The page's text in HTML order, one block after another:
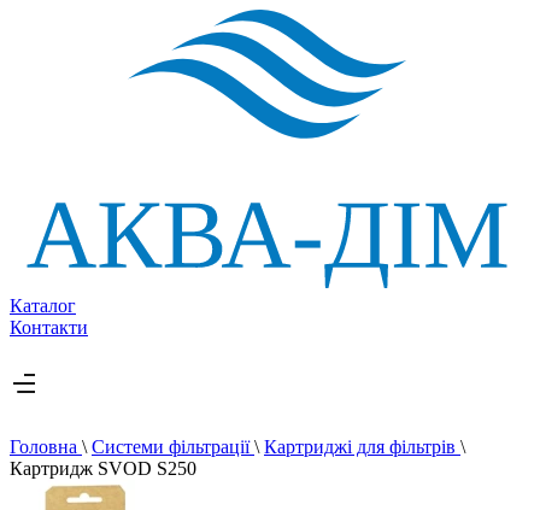
Каталог
Контакти
Головна \ Системи фільтрації\ Картриджі для фільтрів \
Картридж SVOD S250